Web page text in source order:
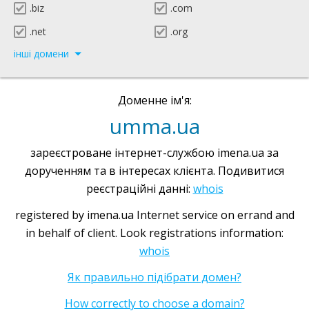
.biz
.com
.net
.org
інші домени
Доменне ім'я:
umma.ua
зареєстроване інтернет-службою imena.ua за
дорученням та в інтересах клієнта. Подивитися
реєстраційні данні: whois
registered by imena.ua Internet service on errand and
in behalf of client. Look registrations information:
whois
Як правильно підібрати домен?
How correctly to choose a domain?